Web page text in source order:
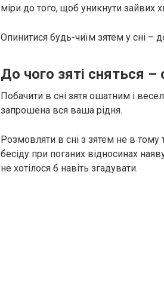
міри до того, щоб уникнути зайвих
Опинитися будь-чиїм зятем у сні –
До чого зяті сняться –
Побачити в сні зятя ошатним і
запрошена вся ваша рідня.
Розмовляти в сні з зятем не в
бесіду при поганих відносинах
не хотілося б навіть згадувати.